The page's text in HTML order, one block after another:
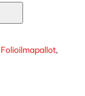
Folioilmapallot,